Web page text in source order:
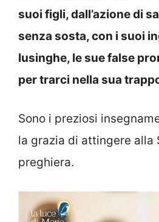
suoi figli, dall’azione di
senza sosta, con i suoi
lusinghe, le sue false
per trarci nella sua
Sono i preziosi
la grazia di attingere alla
preghiera.